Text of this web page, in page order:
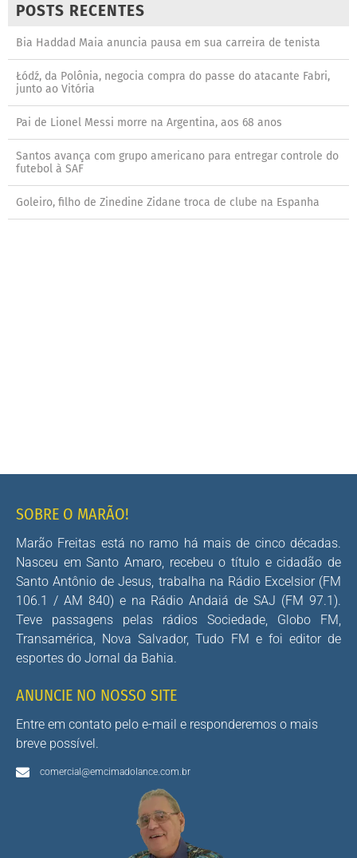
POSTS RECENTES
Bia Haddad Maia anuncia pausa em sua carreira de tenista
Łódź, da Polônia, negocia compra do passe do atacante Fabri,
junto ao Vitória
Pai de Lionel Messi morre na Argentina, aos 68 anos
Santos avança com grupo americano para entregar controle do
futebol à SAF
Goleiro, filho de Zinedine Zidane troca de clube na Espanha
SOBRE O MARÃO!
Marão Freitas está no ramo há mais de cinco décadas.
Nasceu em Santo Amaro, recebeu o título e cidadão de
Santo Antônio de Jesus, trabalha na Rádio Excelsior (FM
106.1 / AM 840) e na Rádio Andaiá de SAJ (FM 97.1).
Teve passagens pelas rádios Sociedade, Globo FM,
Transamérica, Nova Salvador, Tudo FM e foi editor de
esportes do Jornal da Bahia.
ANUNCIE NO NOSSO SITE
Entre em contato pelo e-mail e responderemos o mais
breve possível.
comercial@emcimadolance.com.br